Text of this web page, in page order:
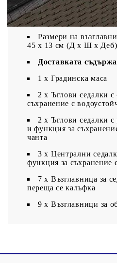
Размери на
x 55 x 3 см (Ш x Д x
Размери на
45 x 13 см (Д х Ш x Деб)
Доставката
1 х Градинска маса
2 x Ъглови седалки с
съхранение с
2 x Ъглови седалки
и функция за
чанта
3 x Централни
функция за съхранение
7 x Възглавница за
переща се калъфка
9 x Възглавници за